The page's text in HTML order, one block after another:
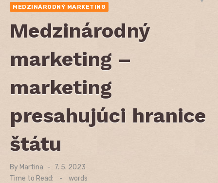
MEDZINÁRODNÝ MARKETING
Medzinárodný
marketing –
marketing
presahujúci hranice
štátu
By Martina
Posted
7. 5. 2023
Time to Read:
- words